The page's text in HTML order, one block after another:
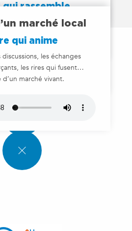
Ajouter aux
rassemble
la musique qui monte, la
marché local
qui anime
les échanges
les rires qui fusent…
d’un marché vivant.